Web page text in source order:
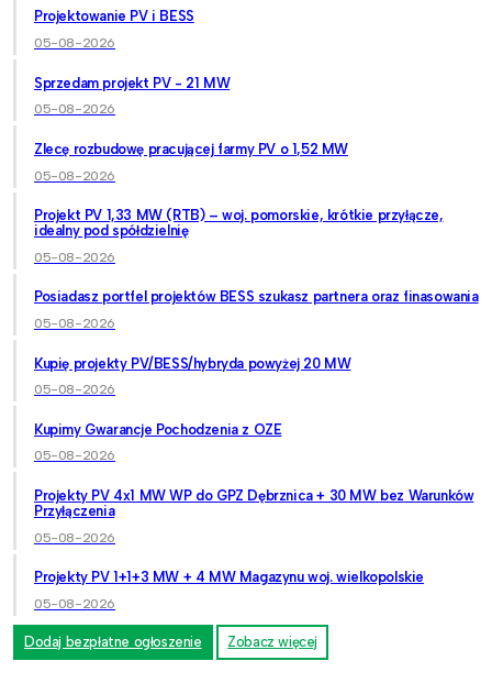
Projektowanie PV i BESS
05-08-2026
Sprzedam projekt PV - 21 MW
05-08-2026
Zlecę rozbudowę pracującej farmy PV o 1,52 MW
05-08-2026
Projekt PV 1,33 MW (RTB) – woj. pomorskie, krótkie przyłącze,
idealny pod spółdzielnię
05-08-2026
Posiadasz portfel projektów BESS szukasz partnera oraz finasowania
05-08-2026
Kupię projekty PV/BESS/hybryda powyżej 20 MW
05-08-2026
Kupimy Gwarancje Pochodzenia z OZE
05-08-2026
Projekty PV 4x1 MW WP do GPZ Dębrznica + 30 MW bez Warunków
Przyłączenia
05-08-2026
Projekty PV 1+1+3 MW + 4 MW Magazynu woj. wielkopolskie
05-08-2026
Dodaj bezpłatne ogłoszenie Zobacz więcej